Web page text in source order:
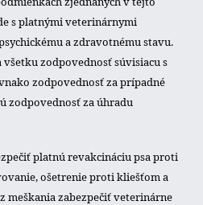
s platnými veterinárnymi
a zdravotnému stavu.
všetku zodpovednosť súvisiacu s
zodpovednosť za prípadné
zodpovednosť za úhradu
platnú revakcináciu psa proti
ošetrenie proti kliešťom a
meškania zabezpečiť veterinárne